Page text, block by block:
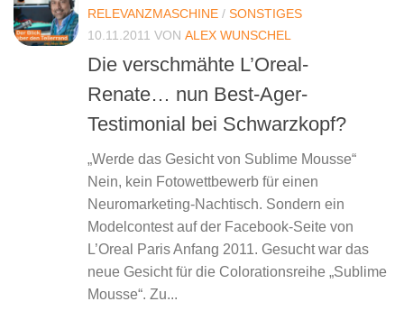
RELEVANZMASCHINE / SONSTIGES
10.11.2011 VON ALEX WUNSCHEL
Die verschmähte L’Oreal-
Renate… nun Best-Ager-
Testimonial bei Schwarzkopf?
„Werde das Gesicht von Sublime Mousse“
Nein, kein Fotowettbewerb für einen
Neuromarketing-Nachtisch. Sondern ein
Modelcontest auf der Facebook-Seite von
L’Oreal Paris Anfang 2011. Gesucht war das
neue Gesicht für die Colorationsreihe „Sublime
Mousse“. Zu...